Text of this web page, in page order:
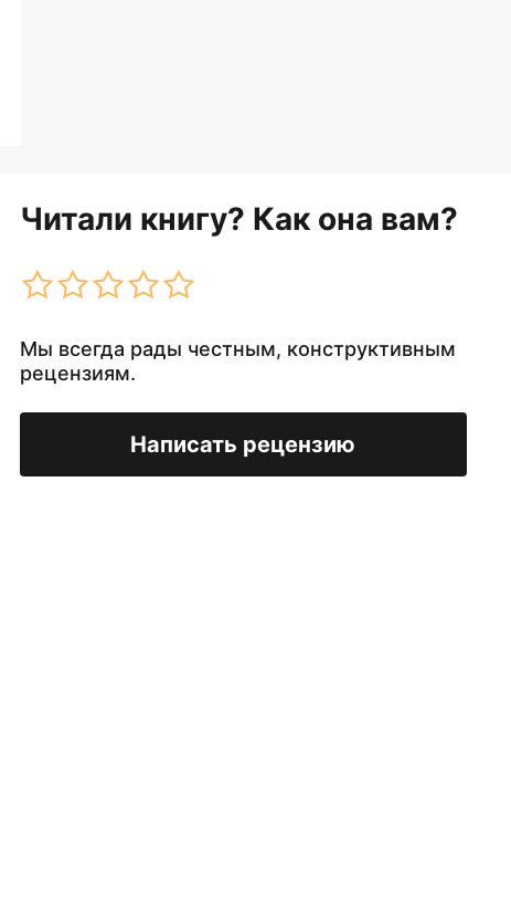
Читали книгу? Как она вам?
Мы всегда рады честным, конструктивным
рецензиям.
Написать рецензию